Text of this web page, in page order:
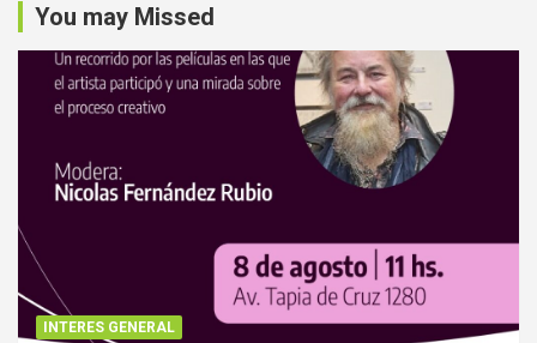
You may Missed
INTERES GENERAL